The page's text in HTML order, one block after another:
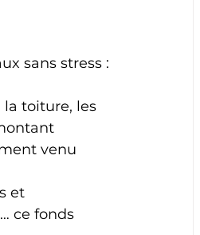
sans stress :
toiture, les
venu
et
ce fonds